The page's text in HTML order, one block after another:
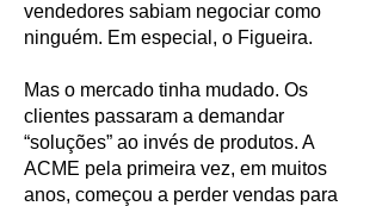
vendedores sabiam negociar como
ninguém. Em especial, o Figueira.
Mas o mercado tinha mudado. Os
clientes passaram a demandar
“soluções” ao invés de produtos. A
ACME pela primeira vez, em muitos
anos, começou a perder vendas para